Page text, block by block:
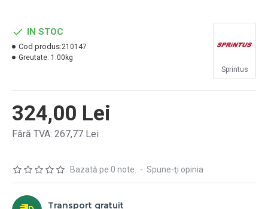
Bazată pe 0 note. - Spune-ţi opinia
324,00 Lei
Fără TVA: 267,77 Lei
IN STOC
Cod produs:210147
Greutate: 1.00kg
Sprintus
Transport gratuit